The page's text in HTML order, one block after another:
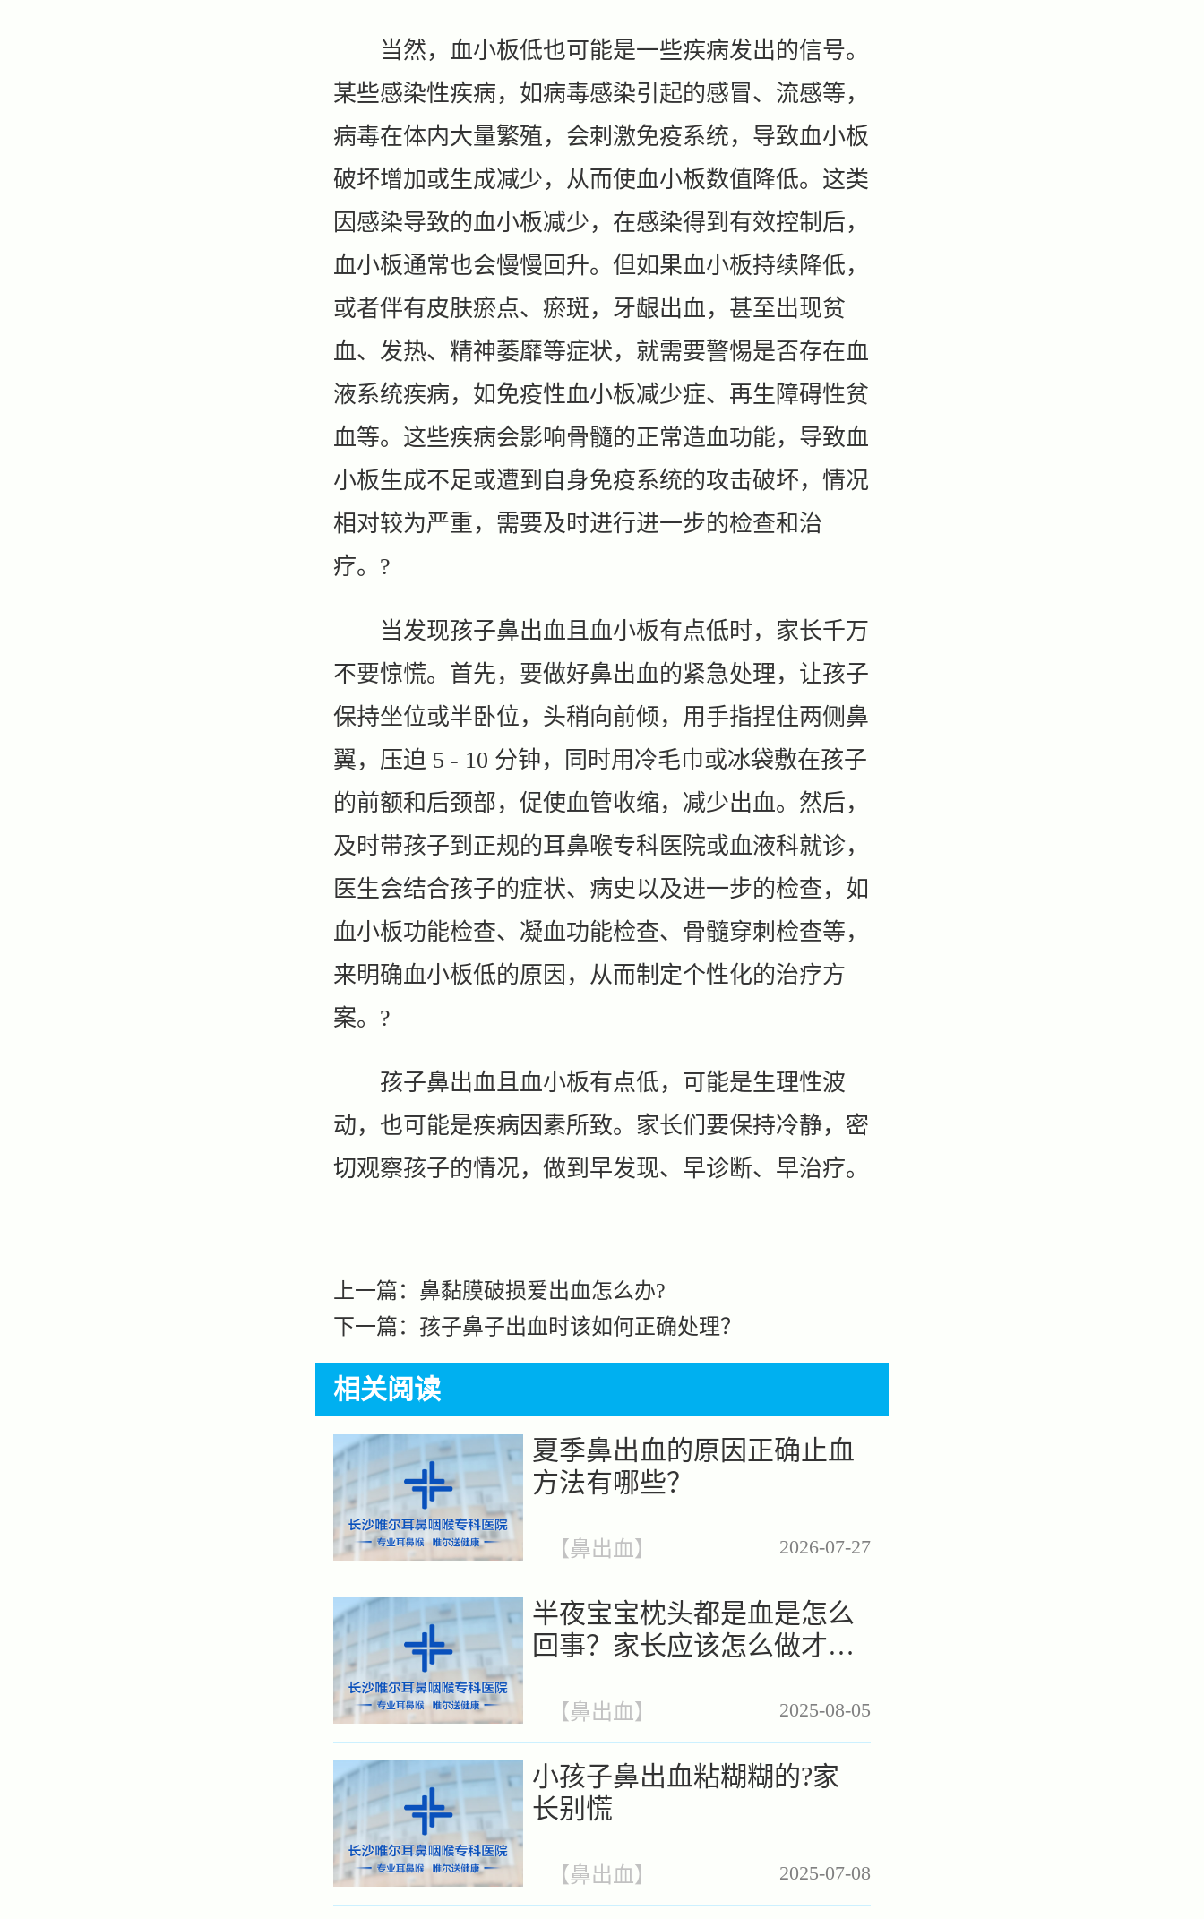
当然，血小板低也可能是一些疾病发出的信号。
某些感染性疾病，如病毒感染引起的感冒、流感等，
病毒在体内大量繁殖，会刺激免疫系统，导致血小板
破坏增加或生成减少，从而使血小板数值降低。这类
因感染导致的血小板减少，在感染得到有效控制后，
血小板通常也会慢慢回升。但如果血小板持续降低，
或者伴有皮肤瘀点、瘀斑，牙龈出血，甚至出现贫
血、发热、精神萎靡等症状，就需要警惕是否存在血
液系统疾病，如免疫性血小板减少症、再生障碍性贫
血等。这些疾病会影响骨髓的正常造血功能，导致血
小板生成不足或遭到自身免疫系统的攻击破坏，情况
相对较为严重，需要及时进行进一步的检查和治
疗。?
当发现孩子鼻出血且血小板有点低时，家长千万
不要惊慌。首先，要做好鼻出血的紧急处理，让孩子
保持坐位或半卧位，头稍向前倾，用手指捏住两侧鼻
翼，压迫 5 - 10 分钟，同时用冷毛巾或冰袋敷在孩子
的前额和后颈部，促使血管收缩，减少出血。然后，
及时带孩子到正规的耳鼻喉专科医院或血液科就诊，
医生会结合孩子的症状、病史以及进一步的检查，如
血小板功能检查、凝血功能检查、骨髓穿刺检查等，
来明确血小板低的原因，从而制定个性化的治疗方
案。?
孩子鼻出血且血小板有点低，可能是生理性波
动，也可能是疾病因素所致。家长们要保持冷静，密
切观察孩子的情况，做到早发现、早诊断、早治疗。
上一篇： 鼻黏膜破损爱出血怎么办?
下一篇： 孩子鼻子出血时该如何正确处理？
相关阅读
夏季鼻出血的原因正确止血
方法有哪些？
2026-07-27
【鼻出血 】
半夜宝宝枕头都是血是怎么
回事？家长应该怎么做才是
2025-08-05
【鼻出血 】
小孩子鼻出血粘糊糊的?家
长别慌
2025-07-08
【鼻出血 】